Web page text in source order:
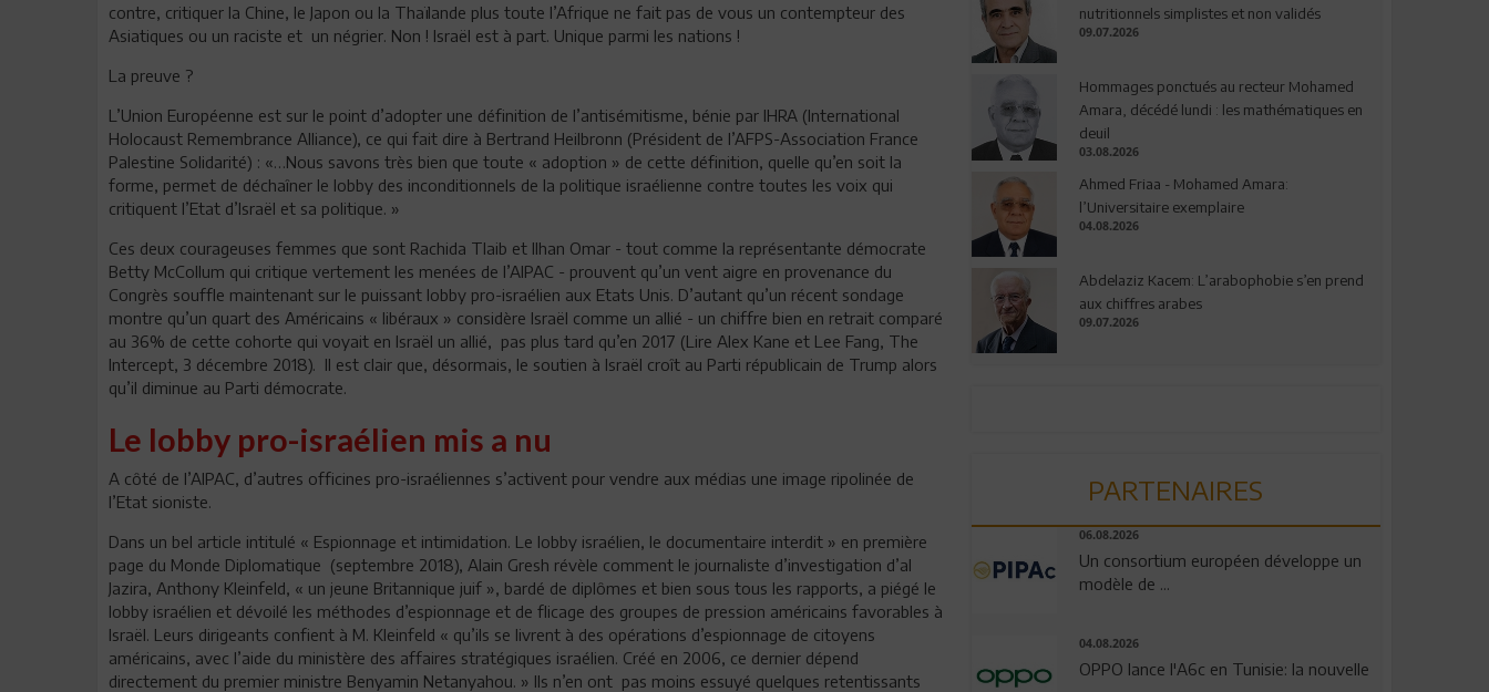
contre, critiquer la Chine, le Japon ou la Thaïlande plus toute l’Afrique ne fait pas de vous un contempteur des
Asiatiques ou un raciste et un négrier. Non ! Israël est à part. Unique parmi les nations !
La preuve ?
L’Union Européenne est sur le point d’adopter une définition de l’antisémitisme, bénie par IHRA (International
Holocaust Remembrance Alliance), ce qui fait dire à Bertrand Heilbronn (Président de l’AFPS-Association France
Palestine Solidarité) : «…Nous savons très bien que toute « adoption » de cette définition, quelle qu’en soit la
forme, permet de déchaîner le lobby des inconditionnels de la politique israélienne contre toutes les voix qui
critiquent l’Etat d’Israël et sa politique. »
Ces deux courageuses femmes que sont Rachida Tlaib et Ilhan Omar - tout comme la représentante démocrate
Betty McCollum qui critique vertement les menées de l’AIPAC - prouvent qu’un vent aigre en provenance du
Congrès souffle maintenant sur le puissant lobby pro-israélien aux Etats Unis. D’autant qu’un récent sondage
montre qu’un quart des Américains « libéraux » considère Israël comme un allié - un chiffre bien en retrait comparé
au 36% de cette cohorte qui voyait en Israël un allié, pas plus tard qu’en 2017 (Lire Alex Kane et Lee Fang, The
Intercept, 3 décembre 2018). Il est clair que, désormais, le soutien à Israël croît au Parti républicain de Trump alors
qu’il diminue au Parti démocrate.
Le lobby pro-israélien mis a nu
A côté de l’AIPAC, d’autres officines pro-israéliennes s’activent pour vendre aux médias une image ripolinée de
l’Etat sioniste.
Dans un bel article intitulé « Espionnage et intimidation. Le lobby israélien, le documentaire interdit » en première
page du Monde Diplomatique (septembre 2018), Alain Gresh révèle comment le journaliste d’investigation d’al
Jazira, Anthony Kleinfeld, « un jeune Britannique juif », bardé de diplômes et bien sous tous les rapports, a piégé le
lobby israélien et dévoilé les méthodes d’espionnage et de flicage des groupes de pression américains favorables à
Israël. Leurs dirigeants confient à M. Kleinfeld « qu’ils se livrent à des opérations d’espionnage de citoyens
américains, avec l’aide du ministère des affaires stratégiques israélien. Créé en 2006, ce dernier dépend
directement du premier ministre Benyamin Netanyahou. » Ils n’en ont pas moins essuyé quelques retentissants
nutritionnels simplistes et non validés
09.07.2026
Hommages ponctués au recteur Mohamed
Amara, décédé lundi : les mathématiques en
deuil
03.08.2026
Ahmed Friaa - Mohamed Amara:
l’Universitaire exemplaire
04.08.2026
Abdelaziz Kacem: L’arabophobie s’en prend
aux chiffres arabes
09.07.2026
PARTENAIRES
06.08.2026
Un consortium européen développe un
modèle de ...
04.08.2026
OPPO lance l'A6c en Tunisie: la nouvelle